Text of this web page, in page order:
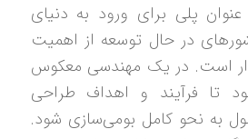
پلی برای ورود به دنیای
در حال توسعه از اهمیت
است. در یک مهندسی معکوس
فرآیند و اهداف طراحی
به نحو کامل بومی‌سازی شود.